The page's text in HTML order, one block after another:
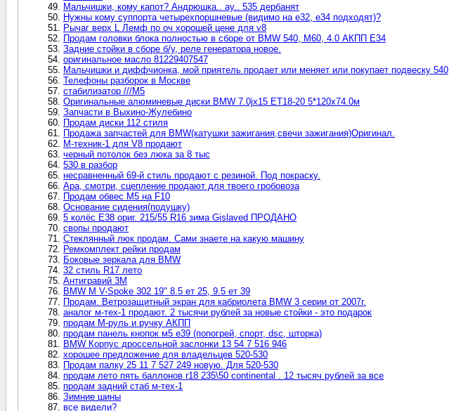
Мальчишки, кому капот? Андрюшка.. ау.. 535 дербанят
Нужны кому суппорта четырехпоршневые (видимо на е32, е34 подходят)?
Рычаг верх L Лемф по оч хорошей цене для v8
Продам головки блока полностью в сборе от BMW 540, M60, 4.0 АКПП E34
Задние стойки в сборе б/у, реле генератора новое.
оригинальное масло 81229407547
Мальчишки и диффчионка, мой приятель продает или меняет или покупает подвеску 540
Телефоны разборок в Москве
стабилизатор ///М5
Оригинальные алюминевые диски BMW 7.0jx15 ET18-20 5*120x74.0м
Запчасти в Выхино-Жулебино
Продам диски 112 стиля
Продажа запчастей для BMW(катушки зажигания,свечи зажигания)Оригинал.
М-техник-1 для V8 продают
черный потолок без люка за 8 тыс
530 в разбор
несравненный 69-й стиль продают с резиной. Под покраску.
Ара, смотри, сцепление продают для твоего гробовоза
Продам обвес М5 на F10
Основание сидения(подушку)
5 колёс E38 ориг. 215/55 R16 зима Gislaved ПРОДАНО
свопы продают
Стеклянный люк продам. Сами знаете на какую машину
Ремкомплект рейки продам
Боковые зеркала для BMW
32 стиль R17 лето
Антигравий 3М
BMW M V-Spoke 302 19" 8.5 ет 25, 9.5 ет 39
Продам. Ветрозащитный экран для кабриолета BMW 3 серии от 2007г.
аналог м-тех-1 продают. 2 тысячи рублей за новые стойки - это подарок
продам М-руль и ручку АКПП
продам панель кнопок м5 е39 (попогрей, спорт, dsc, шторка)
BMW Корпус дроссельной заслонки 13 54 7 516 946
хорошее предложение для владельцев 520-530
Продам палку 25 11 7 527 249 новую. Для 520-530
продам лето пять баллонов r18 235\50 continental . 12 тысяч рублей за все
продам задний стаб м-тех-1
Зимние шины
все видели?